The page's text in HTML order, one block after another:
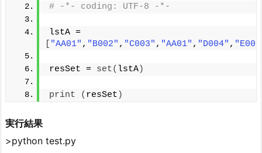
# -*- coding: UTF-8 -*-
"AA01" , "B002" , "C003" , "AA01" , "D004" ,
resSet = set( lstA)
print ( resSet )
実行結果
>python test.py